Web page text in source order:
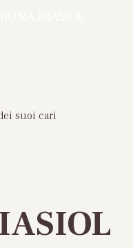
suoi cari